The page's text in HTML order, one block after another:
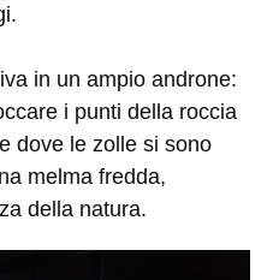
in un ampio androne:
i punti della roccia
dove le zolle si sono
melma fredda,
della natura.